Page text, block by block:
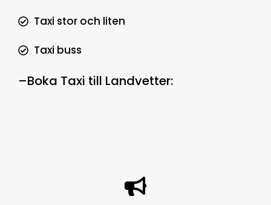
Taxi stor och liten
Taxi buss
–Boka Taxi till Landvetter: